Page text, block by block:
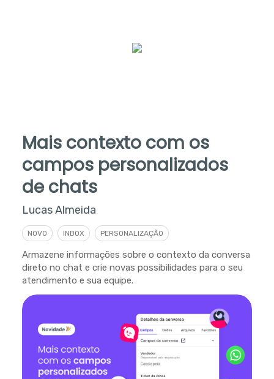
Mais contexto com os
campos personalizados
de chats
Lucas Almeida
NOVO INBOX PERSONALIZAÇÃO
Armazene informações sobre o contexto da conversa
direto no chat e crie novas possibilidades para o seu
atendimento e sua equipe.